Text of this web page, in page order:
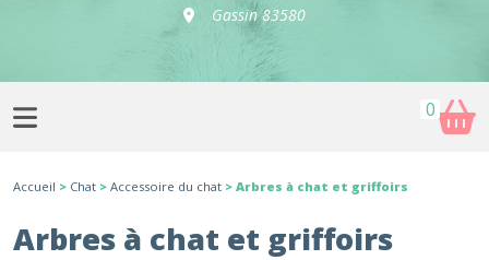
Gassin 83580
0
Accueil > Chat > Accessoire du chat > Arbres à chat et griffoirs
Arbres à chat et griffoirs